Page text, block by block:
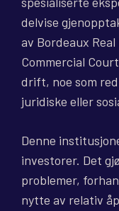
delvise
av Bordeaux
Commercial
drift, noe som
juridiske eller
Denne
investorer. Det
problemer,
nytte av relativ